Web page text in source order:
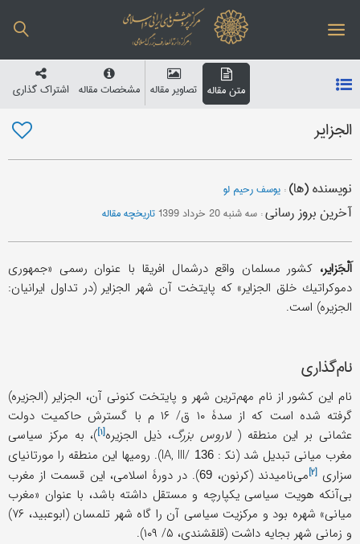
متن مقاله تصاویر مقاله مشخصات مقاله اشتراک گذاری
الجزایر
نویسنده (ها): یوسف رحیم لو
آخرین بروز رسانی: سه شنبه 20 خرداد 1399 تاریخچه مقاله
اَلْجَزایر، كشور مسلمان واقع درشمال افریقا با عنوان رسمی «جمهوری
دموكراتیك خلق الجزایر» كه پایتخت آن شهر الجزایر (در تداول ایرانیان:
الجزیره) است.
نام‌گذاری
نام این كشور از نام مهم‌ترین شهر و پایتخت كنونی آن، الجزایر (الجزیره)
گرفته شده است كه از سدۀ ۱۰ ق/ ۱۶ م با گسترش حاكمیت دولت
عثمانی بر این منطقه ( لاروس بزرگ، ذیل الجزیره[۱] )، به مركز سیاسی
مغرب میانی تبدیل شد (نک‍ : IA, III/136
). رومیها این منطقه را مورتانیای
سزاری[۲] می‌نامیدند (كرنون، 69). در دورۀ اسلامی، این قسمت از مغرب
بی‌آنک‍ه هویت سیاسی یكپارچه و مستقل داشته باشد، با عنوان «مغرب
میانی» شهره بود و مركزیت سیاسی آن را گاه شهر تلمسان (ابوعبید، ۷۶)
و زمانی شهر بجایه داشت (قلقشندی، ۵/ ۱۰۹).